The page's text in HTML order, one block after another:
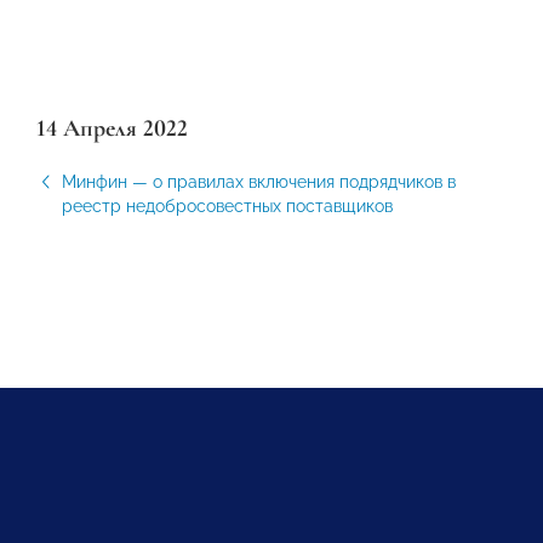
14 Апреля 2022
Минфин — о правилах включения подрядчиков в
реестр недобросовестных поставщиков